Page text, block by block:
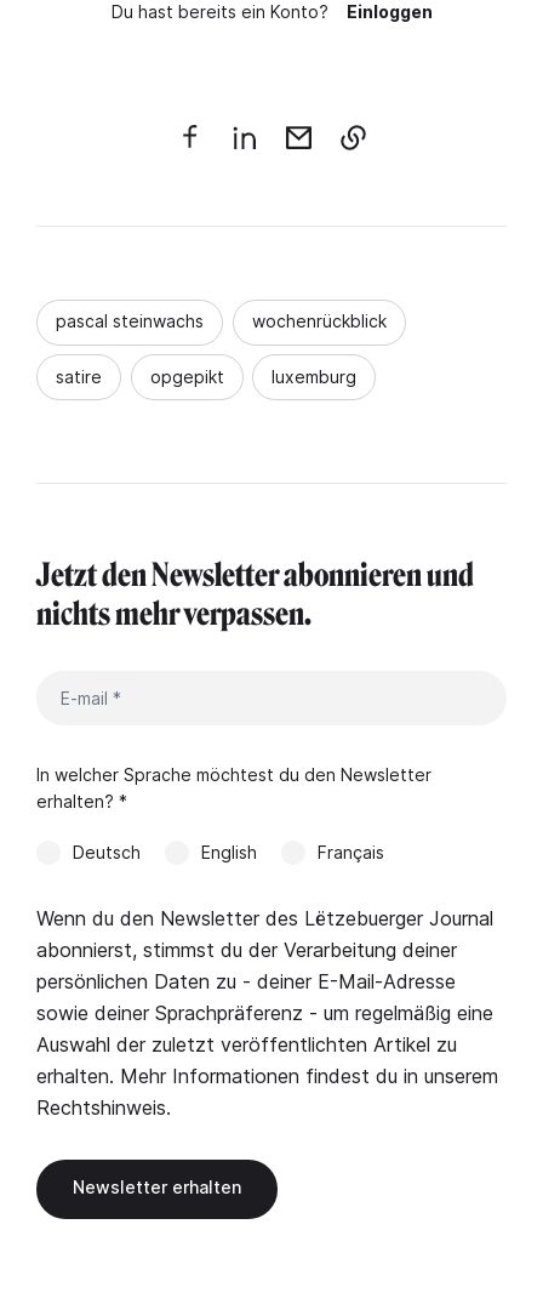
Du hast bereits ein Konto? Einloggen
pascal steinwachs wochenrückblick
satire opgepikt luxemburg
Jetzt den Newsletter abonnieren und
nichts mehr verpassen.
In welcher Sprache möchtest du den Newsletter
erhalten? *
Deutsch English Français
Wenn du den Newsletter des Lëtzebuerger Journal
abonnierst, stimmst du der Verarbeitung deiner
persönlichen Daten zu - deiner E-Mail-Adresse
sowie deiner Sprachpräferenz - um regelmäßig eine
Auswahl der zuletzt veröffentlichten Artikel zu
erhalten. Mehr Informationen findest du in unserem
Rechtshinweis.